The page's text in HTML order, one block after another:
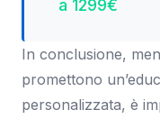
a 1299€
In conclusione,
promettono
personalizzata, è